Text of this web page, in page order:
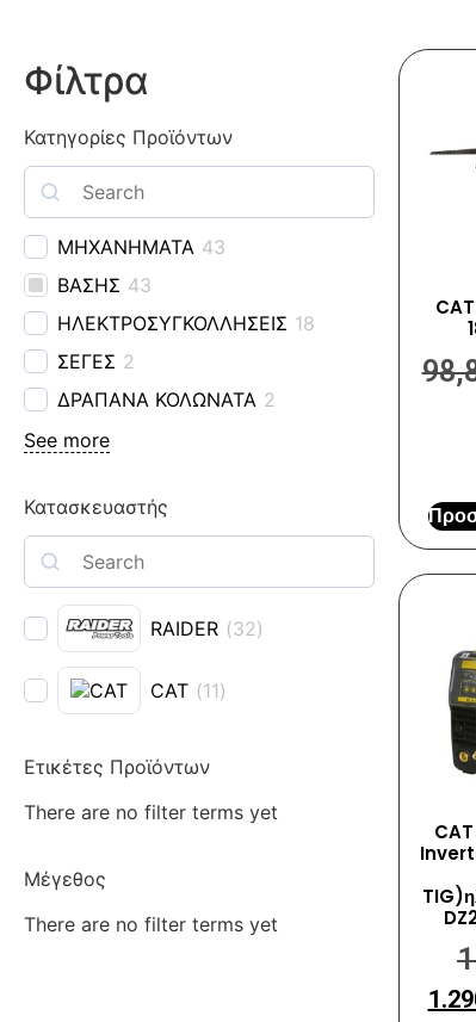
Φίλτρα
Κατηγορίες Προϊόντων
ΜΗΧΑΝΗΜΑΤΑ 43
ΒΑΣΗΣ 43
ΗΛΕΚΤΡΟΣΥΓΚΟΛΛΗΣΕΙΣ 18
ΣΕΓΕΣ 2
ΔΡΑΠΑΝΑ ΚΟΛΩΝΑΤΑ 2
See more
Κατασκευαστής
RAIDER (32)
CAT (11)
Ετικέτες Προϊόντων
There are no filter terms yet
Μέγεθος
There are no filter terms yet